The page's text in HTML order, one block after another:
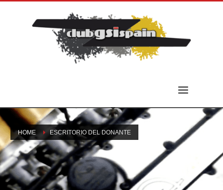
HOME ESCRITORIO DEL DONANTE